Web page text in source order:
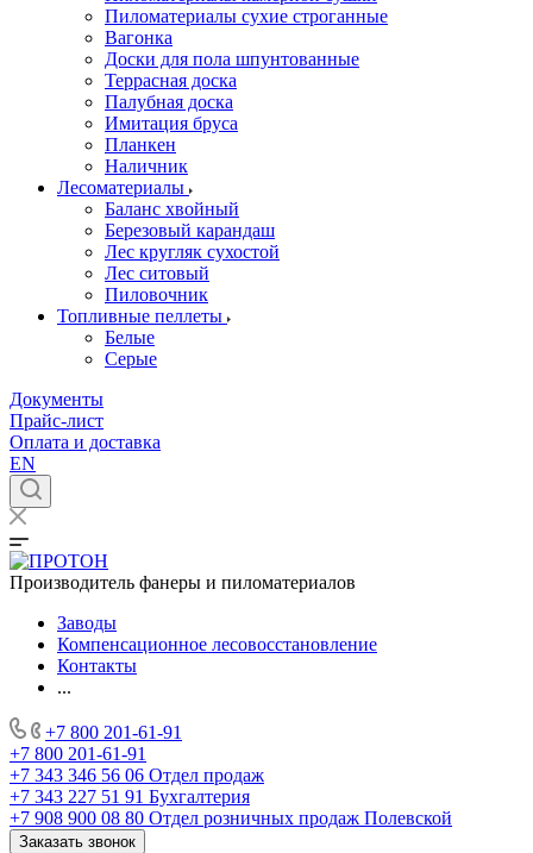
Пиломатериалы сухие строганные
Вагонка
Доски для пола шпунтованные
Террасная доска
Палубная доска
Имитация бруса
Планкен
Наличник
Лесоматериалы
Баланс хвойный
Березовый карандаш
Лес кругляк сухостой
Лес ситовый
Пиловочник
Топливные пеллеты
Белые
Серые
Документы
Прайс-лист
Оплата и доставка
EN
Производитель фанеры и пиломатериалов
Заводы
Компенсационное лесовосстановление
Контакты
...
+7 800 201-61-91
+7 800 201-61-91
+7 343 346 56 06 Отдел продаж
+7 343 227 51 91 Бухгалтерия
+7 908 900 08 80 Отдел розничных продаж Полевской
Заказать звонок